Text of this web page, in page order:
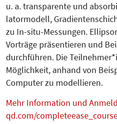
u. a. transparente und
la­tormodell,
zu In-situ-Mes­sun­gen.
Vorträge präsentieren und
durchführen. Die
Möglichkeit, anhand von
Computer zu modellieren.
Mehr Information und
qd.com/